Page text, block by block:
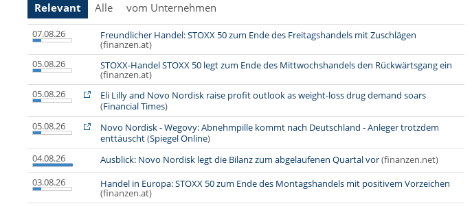
Relevant Alle vom Unternehmen
07.08.26 Freundlicher Handel: STOXX 50 zum Ende des Freitagshandels mit Zuschlägen
(finanzen.at)
05.08.26
STOXX-Handel STOXX 50 legt zum Ende des Mittwochshandels den Rückwärtsgang ein
(finanzen.at)
05.08.26
Eli Lilly and Novo Nordisk raise profit outlook as weight-loss drug demand soars
(Financial Times)
05.08.26
Novo Nordisk - Wegovy: Abnehmpille kommt nach Deutschland - Anleger trotzdem
enttäuscht(Spiegel Online)
04.08.26
Ausblick: Novo Nordisk legt die Bilanz zum abgelaufenen Quartal vor(finanzen.net)
03.08.26
Handel in Europa: STOXX 50 zum Ende des Montagshandels mit positivem Vorzeichen
(finanzen.at)